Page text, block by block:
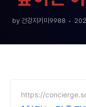
by 건강지키미9988
https://